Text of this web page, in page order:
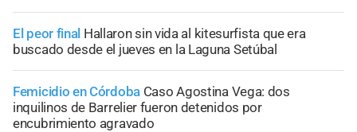
El peor final Hallaron sin vida al kitesurfista que era
buscado desde el jueves en la Laguna Setúbal
Femicidio en Córdoba Caso Agostina Vega: dos
inquilinos de Barrelier fueron detenidos por
encubrimiento agravado